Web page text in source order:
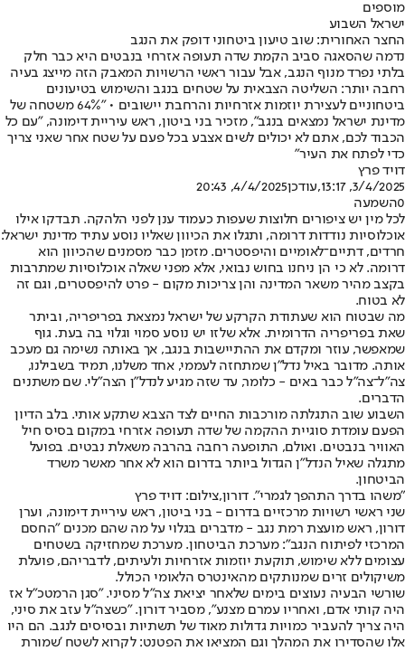
מוספים
ישראל השבוע
החצר האחורית: שוב טיעון ביטחוני דופק את הנגב
נדמה שהסאגה סביב הקמת שדה תעופה אזרחי בנבטים היא כבר חלק
בלתי נפרד מנוף הנגב, אבל עבור ראשי הרשויות המאבק הזה מייצג בעיה
רחבה יותר: השליטה הצבאית על שטחים בנגב והשימוש בטיעונים
ביטחוניים לעצירת יוזמות אזרחיות והרחבת יישובים • "64% משטחה של
מדינת ישראל נמצאים בנגב", מזכיר בני ביטון, ראש עיריית דימונה, "עם כל
הכבוד לכם, אתם לא יכולים לשים אצבע בכל פעם על שטח אחר שאני צריך
כדי לפתח את העיר"
דויד פרץ
3/4/2025, 13:17
,עודכן4/4/2025, 20:43
0השמעה
לכל מין יש ציפורים חלוצות שעפות כעמוד ענן לפני הלהקה. תבדקו אילו
אוכלוסיות נודדות דרומה, ותגלו את הכיוון שאליו נוסע עתיד מדינת ישראל:
חרדים, דתיים־לאומיים והיפסטרים. מזמן כבר מסמנים שהכיוון הוא
דרומה. לא כי הן ניחנו בחוש נבואי, אלא מפני שאלה אוכלוסיות שמתרבות
בקצב מהיר משאר המדינה והן צריכות מקום - פרט להיפסטרים, וגם זה
לא בטוח.
מה שבטוח הוא שעתודת הקרקע של ישראל נמצאת בפריפריה, וביתר
שאת בפריפריה הדרומית. אלא שלזו יש נוסע סמוי וגלוי בה בעת. גוף
שמאפשר, עוזר ומקדם את ההתיישבות בנגב, אך באותה נשימה גם מעכב
אותה. מדובר באיל נדל"ן שמתחזה לעממי, אחד משלנו, תמיד בשבילנו,
צה"ל־צה"ל כבר באים - כלומר, עד שזה מגיע לנדל"ן הצה"לי. שם משתנים
הדברים.
השבוע שוב התגלתה מורכבות החיים לצד הצבא שתקע אותי. בלב הדיון
הפעם עומדת סוגיית ההקמה של שדה תעופה אזרחי במקום בסיס חיל
האוויר בנבטים. ואולם, התופעה רחבה בהרבה משאלת נבטים. בפועל
מתגלה שאיל הנדל"ן הגדול ביותר בדרום הוא לא אחר מאשר משרד
הביטחון.
"משהו בדרך התהפך לגמרי". דורון,צילום: דויד פרץ
שני ראשי רשויות מרכזיים בדרום - בני ביטון, ראש עיריית דימונה, וערן
דורון, ראש מועצת רמת נגב - מדברים בגלוי על מה שהם מכנים "החסם
המרכזי לפיתוח הנגב": מערכת הביטחון. מערכת שמחזיקה בשטחים
עצומים ללא שימוש, תוקעת יוזמות אזרחיות ולעיתים, לדבריהם, פועלת
משיקולים זרים שמנותקים מהאינטרס הלאומי הכולל.
שורשי הבעיה נעוצים בימים שלאחר יציאת צה"ל מסיני. "סגן הרמטכ"ל אז
היה קותי אדם, ואחריו עמרם מצנע", מסביר דורון. "כשצה"ל עזב את סיני,
היה צריך להעביר כמויות גדולות מאוד של תשתיות ובסיסים לנגב. הם היו
אלו שהסדירו את המהלך וגם המציאו את הפטנט: לקרוא לשטח 'שמורת